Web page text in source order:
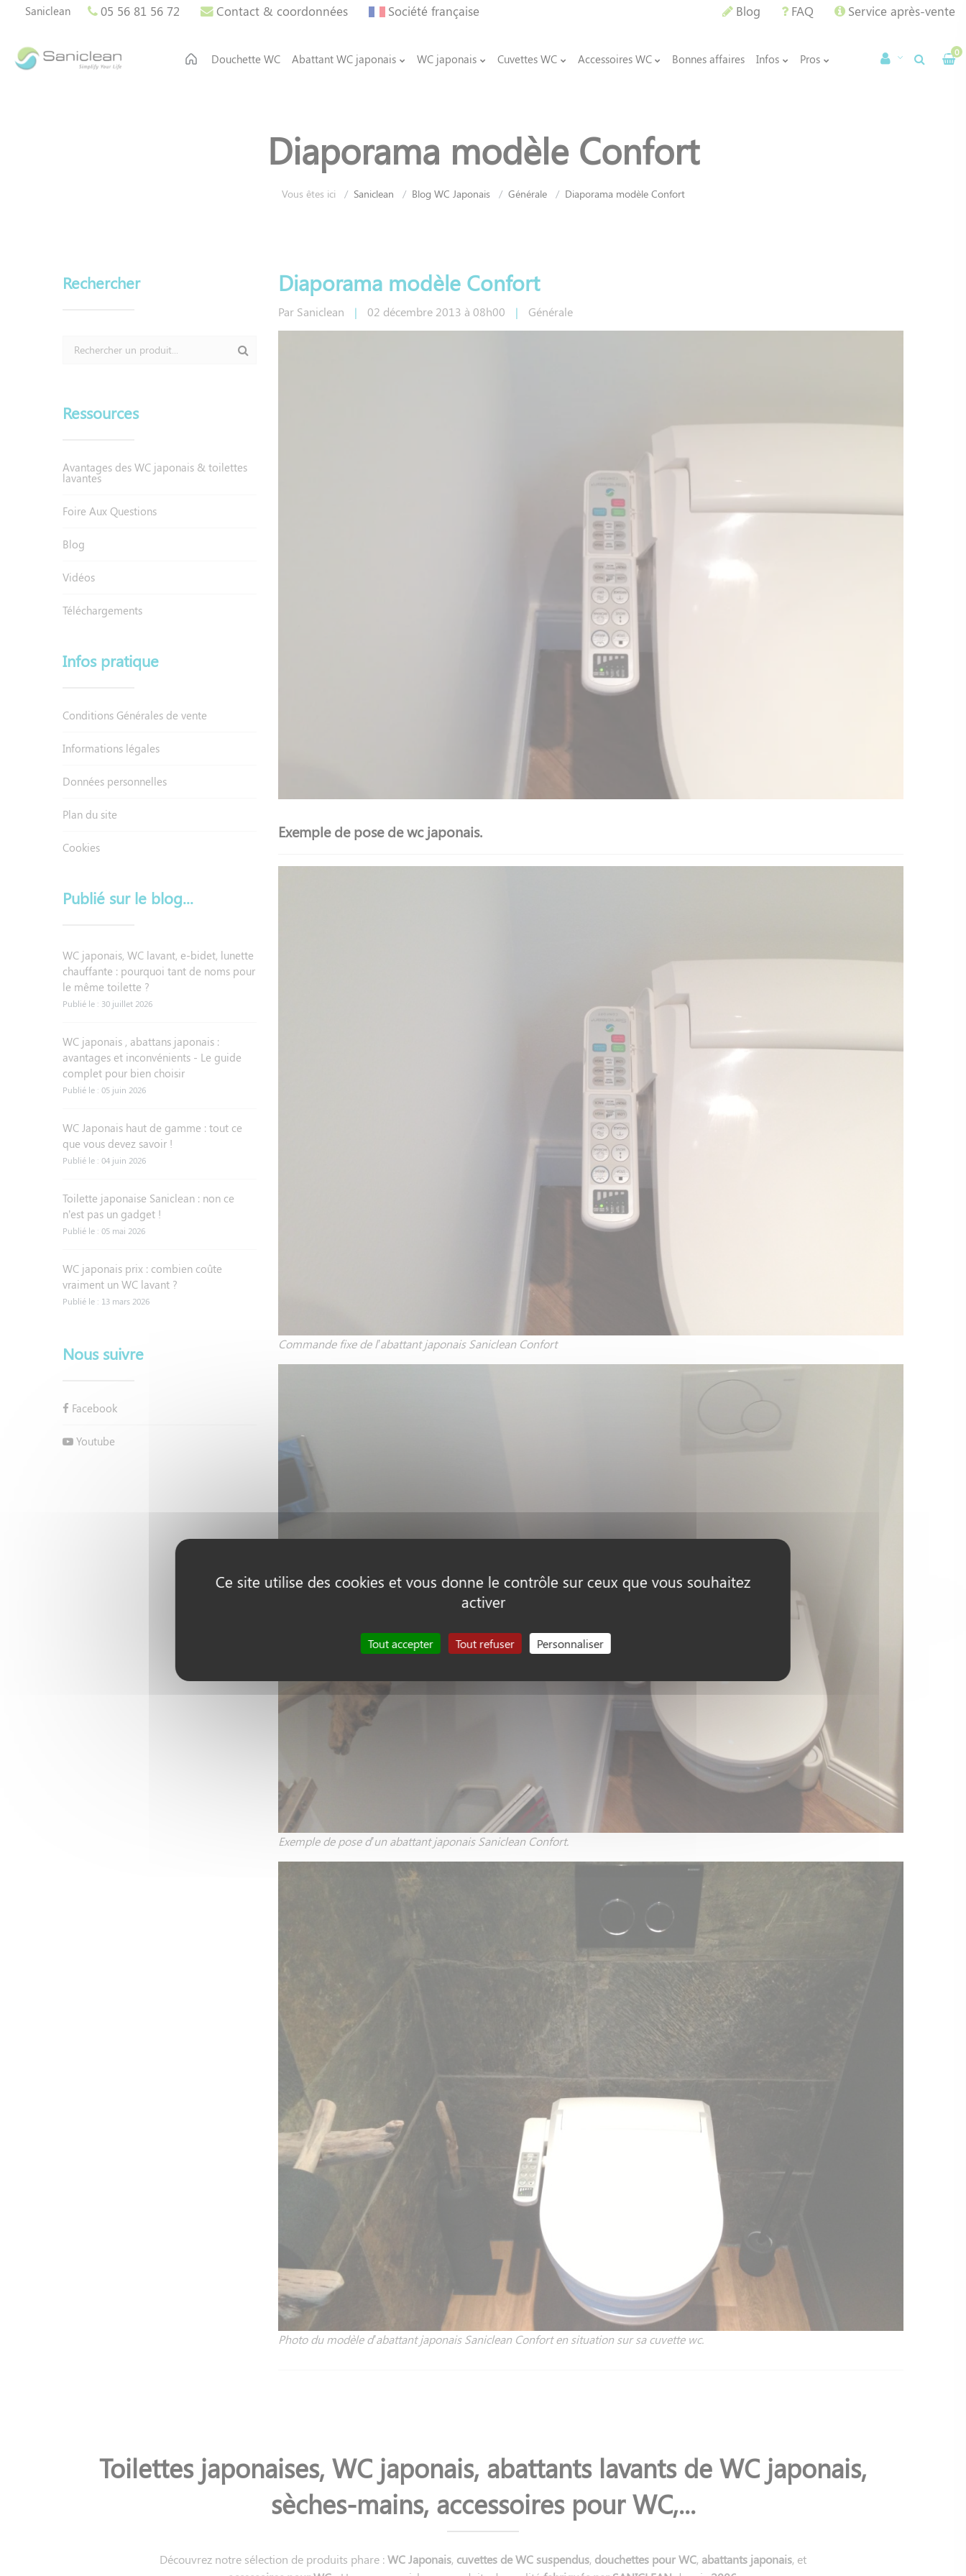
Saniclean 05 56 81 56 72 Contact & coordonnées Société française Blog FAQ Service après-vente
Douchette WC Abattant WC japonais WC japonais Cuvettes WC Accessoires WC Bonnes affaires Infos Pros 0
Diaporama modèle Confort
Vous êtes ici Saniclean Blog WC Japonais Générale Diaporama modèle Confort
Rechercher
Ressources
Avantages des WC japonais & toilettes
lavantes
Foire Aux Questions
Blog
Vidéos
Téléchargements
Infos pratique
Conditions Générales de vente
Informations légales
Données personnelles
Plan du site
Cookies
Publié sur le blog...
WC japonais, WC lavant, e-bidet, lunette
chauffante : pourquoi tant de noms pour
le même toilette ?
Publié le : 30 juillet 2026
WC japonais , abattans japonais :
avantages et inconvénients - Le guide
complet pour bien choisir
Publié le : 05 juin 2026
WC Japonais haut de gamme : tout ce
que vous devez savoir !
Publié le : 04 juin 2026
Toilette japonaise Saniclean : non ce
n’est pas un gadget !
Publié le : 05 mai 2026
WC japonais prix : combien coûte
vraiment un WC lavant ?
Publié le : 13 mars 2026
Nous suivre
Facebook
Youtube
Diaporama modèle Confort
Par Saniclean | 02 décembre 2013 à 08h00 | Générale
Exemple de pose de wc japonais.
Commande fixe de l’abattant japonais Saniclean Confort
Exemple de pose d’un abattant japonais Saniclean Confort.
Photo du modèle d’abattant japonais Saniclean Confort en situation sur sa cuvette wc.
Toilettes japonaises, WC japonais, abattants lavants de WC japonais,
sèches-mains, accessoires pour WC,...
Découvrez notre sélection de produits phare :WC Japonais, cuvettes de WC suspendus, douchettes pour WC, abattants japonais, et
Panneau de gestion des cookies
Ce site utilise des cookies et vous donne le contrôle sur ceux que vous souhaitez
activer
Tout accepter Tout refuser Personnaliser